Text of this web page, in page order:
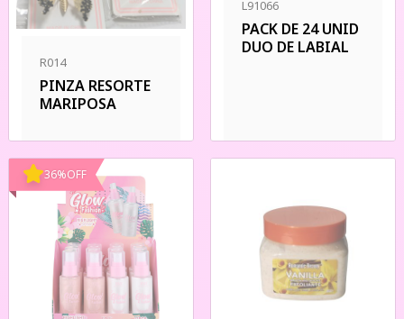
R014
PINZA RESORTE
MARIPOSA
L91066
PACK DE 24 UNID
DUO DE LABIAL
36%OFF